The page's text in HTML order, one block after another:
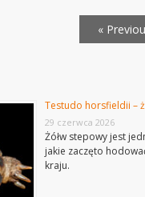
«
Testudo horsfieldii –
29 czerwca 2026
Żółw stepowy jest
jakie zaczęto
kraju.